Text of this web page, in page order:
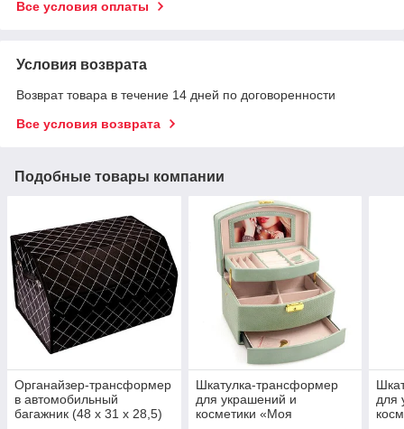
Все условия оплаты
Условия возврата
Возврат товара в течение 14 дней по договоренности
Все условия возврата
Подобные товары компании
Органайзер-трансформер
в автомобильный
багажник (48 х 31 х 28,5)
Шкатулка-трансформер
для украшений и
косметики «Моя
для